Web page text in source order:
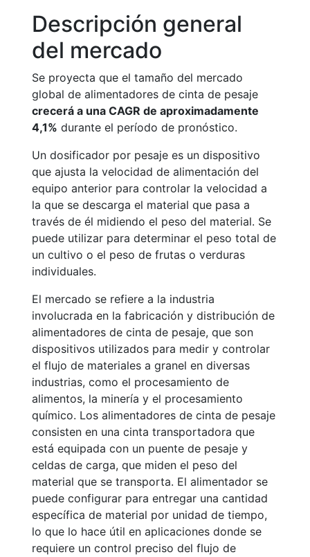
Descripción general
del mercado
Se proyecta que el tamaño del mercado
global de alimentadores de cinta de pesaje
crecerá a una CAGR de aproximadamente
4,1% durante el período de pronóstico.
Un dosificador por pesaje es un dispositivo
que ajusta la velocidad de alimentación del
equipo anterior para controlar la velocidad a
la que se descarga el material que pasa a
través de él midiendo el peso del material. Se
puede utilizar para determinar el peso total de
un cultivo o el peso de frutas o verduras
individuales.
El mercado se refiere a la industria
involucrada en la fabricación y distribución de
alimentadores de cinta de pesaje, que son
dispositivos utilizados para medir y controlar
el flujo de materiales a granel en diversas
industrias, como el procesamiento de
alimentos, la minería y el procesamiento
químico. Los alimentadores de cinta de pesaje
consisten en una cinta transportadora que
está equipada con un puente de pesaje y
celdas de carga, que miden el peso del
material que se transporta. El alimentador se
puede configurar para entregar una cantidad
específica de material por unidad de tiempo,
lo que lo hace útil en aplicaciones donde se
requiere un control preciso del flujo de